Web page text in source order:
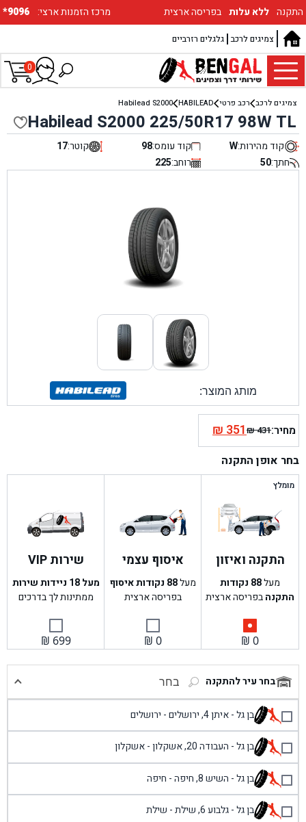
*9096 :מרכז הזמנות ארצי התקנה ללא עלות בפריסה ארצית
גלגלים רזרביים צמיגים לרכב
0
צמיגים לרכב רכב פרטי HABILEAD
Habilead S2000
Habilead S2000 225/50R17 98W TL
קוד מהירות:W קוד עומס:98 קוטר:17
חתך:50 רוחב:225
מותג המוצר:
מחיר: ₪431
המחיר
המקורי
היה:
₪351המחיר
הנוכחי
הוא:
בחר אופן התקנה
מומלץ
התקנה ואיזון
מעל88 נקודות
התקנהבפריסה ארצית
₪ 0
איסוף עצמי
מעל88 נקודות איסוף
בפריסה ארצית
₪ 0
שירות VIP
מעל 18 ניידות שירות
ממתינות לך בדרכים
₪ 699
בחר עיר להתקנה בחר
בן גל - איתן 4, ירושלים - ירושלים
בן גל - העבודה 20, אשקלון - אשקלון
בן גל - השיש 8, חיפה - חיפה
בן גל - גלבוע 6, שילת - שילת